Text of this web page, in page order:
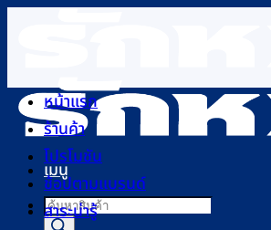
เนื้อหา
เมนู
Products
search
หน้าแรก
ร้านค้า
โปรโมชัน
ช้อปตามแบรนด์
สาระน่ารู้